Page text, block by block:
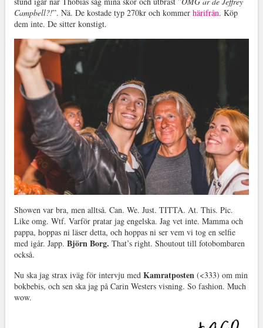
Campbell?!”. Nä. De kostade typ 270kr och kommer härifrån. Köp
dem inte. De sitter konstigt.
Showen var bra, men alltså. Can. We. Just. TITTA. At. This. Pic.
Like omg. Wtf. Varför pratar jag engelska. Jag vet inte. Mamma och
pappa, hoppas ni läser detta, och hoppas ni ser vem vi tog en selfie
med igår. Japp. Björn Borg. That’s right. Shoutout till fotobombaren
också.
Nu ska jag strax iväg för intervju med Kamratposten(<333) om min
bokbebis, och sen ska jag på Carin Westers visning. So fashion. Much
wow.